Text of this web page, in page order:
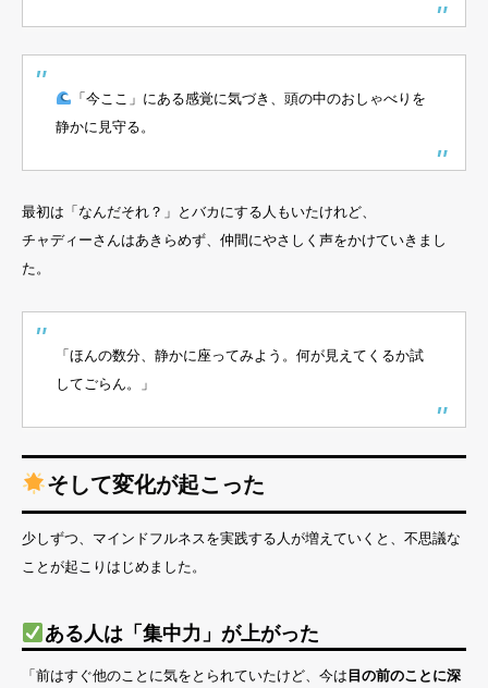
「今ここ」にある感覚に気づき、頭の中のおしゃべりを
静かに見守る。
最初は「なんだそれ？」とバカにする人もいたけれど、
チャディーさんはあきらめず、仲間にやさしく声をかけていきまし
た。
「ほんの数分、静かに座ってみよう。何が見えてくるか試
してごらん。」
そして変化が起こった
少しずつ、マインドフルネスを実践する人が増えていくと、不思議な
ことが起こりはじめました。
ある人は「集中力」が上がった
「前はすぐ他のことに気をとられていたけど、今は 目の前のことに深